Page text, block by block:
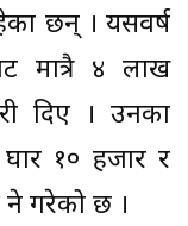
छन् । यसवर्ष
मात्रै ४ लाख
दिए । उनका
१० हजार र
गरेको छ ।